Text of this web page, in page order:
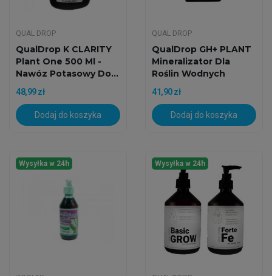
QUAL DROP
QualDrop K CLARITY
Plant One 500 Ml -
Nawóz Potasowy Do...
48,99 zł
Dodaj do koszyka
QUAL DROP
QualDrop GH+ PLANT
Mineralizator Dla
Roślin Wodnych
41,90 zł
Dodaj do koszyka
Wysyłka w 24h Wysyłka w 24h